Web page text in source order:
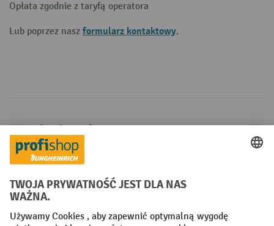
Opłata zgodnie z taryfą operatora
Lub poprzez nasz formularz kontaktowy.
Metody płatności
Creditcard (Master)Creditcard (Visa)
Factura Przedpłata